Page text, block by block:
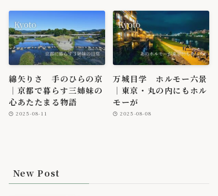
綿矢りさ 手のひらの京
｜京都で暮らす三姉妹の
心あたたまる物語
2025-08-11
万城目学 ホルモー六景
｜東京・丸の内にもホル
モーが
2025-08-08
New Post